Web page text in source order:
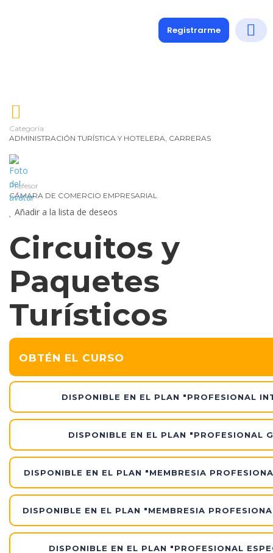
Registrarme
Categoría:
ADMINISTRACIÓN TURÍSTICA Y HOTELERA, CARRERAS
Profesor
CÁMARA DE COMERCIO EMPRESARIAL
Añadir a la lista de deseos
Circuitos y
Paquetes
Turísticos
OBTÉN EL CURSO
DISPONIBLE EN EL PLAN "PROFESIONAL
DISPONIBLE EN EL PLAN "PROFESIONAL
DISPONIBLE EN EL PLAN "MEMBRESIA
DISPONIBLE EN EL PLAN "MEMBRESIA
DISPONIBLE EN EL PLAN "PROFESIONAL